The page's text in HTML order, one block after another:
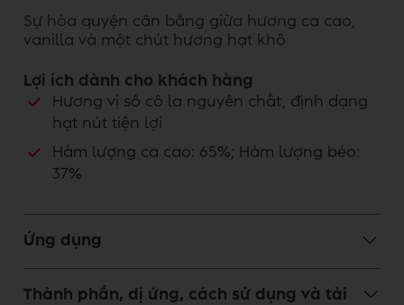
Sự hòa quyện cân bằng giữa hương ca cao,
vanilla và một chút hương hạt khô
Lợi ích dành cho khách hàng
Hương vị sô cô la nguyên chất, định dạng
hạt nút tiện lợi
Hàm lượng ca cao: 65%; Hàm lượng béo:
37%
Ứng dụng
Thành phần, dị ứng, cách sử dụng và tải